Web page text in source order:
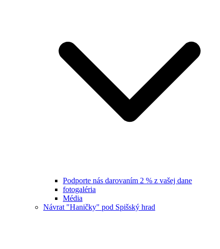
Podporte nás darovaním 2 % z vašej dane
fotogaléria
Média
Návrat "Haničky" pod Spišský hrad